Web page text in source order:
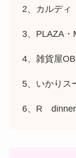
2、カルディ
3、PLAZA・
4、雑貨屋
5、いかりス
6、R dinner